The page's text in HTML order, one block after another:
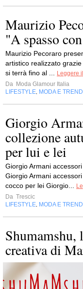
Maurizio
"A spasso
Maurizio Pecoraro
artistico realizzato
si terrà fino al ... Leggere
Da Moda Glamour Italia
LIFESTYLE, MODA E TREND
Giorgio
collezione
per lui e lei
Giorgio Armani
Giorgio Armani
cocco per lei Giorgio...
Da Trescic
LIFESTYLE, MODA E TREND
Shumamshu,
creativa di